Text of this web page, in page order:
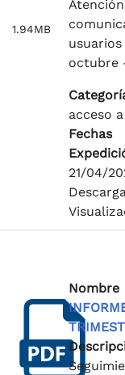
1.94MB
octubre
acceso
Fechas
21/04/
Nombre